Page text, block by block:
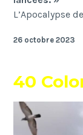
L’Apocalypse
26 octobre 2023
40